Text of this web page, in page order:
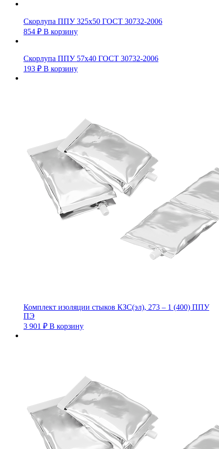
Скорлупа ППУ 325х50 ГОСТ 30732-2006
854 ₽ В корзину
Скорлупа ППУ 57х40 ГОСТ 30732-2006
193 ₽ В корзину
Комплект изоляции стыков КЗС(эл), 273 – 1 (400) ППУ
ПЭ
3 901 ₽ В корзину